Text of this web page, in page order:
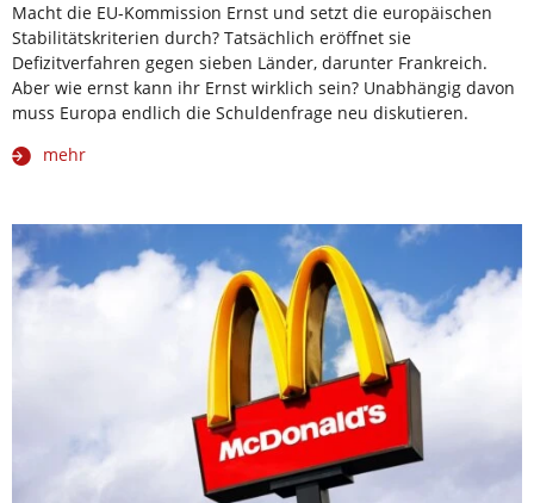
Macht die EU-Kommission Ernst und setzt die europäischen
Stabilitätskriterien durch? Tatsächlich eröffnet sie
Defizitverfahren gegen sieben Länder, darunter Frankreich.
Aber wie ernst kann ihr Ernst wirklich sein? Unabhängig davon
muss Europa endlich die Schuldenfrage neu diskutieren.
mehr